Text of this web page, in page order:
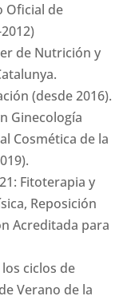
Oficial de
de Nutrición y
(desde 2016).
Ginecología
Cosmética de la
Fitoterapia y
Reposición
Acreditada para
ciclos de
Verano de la